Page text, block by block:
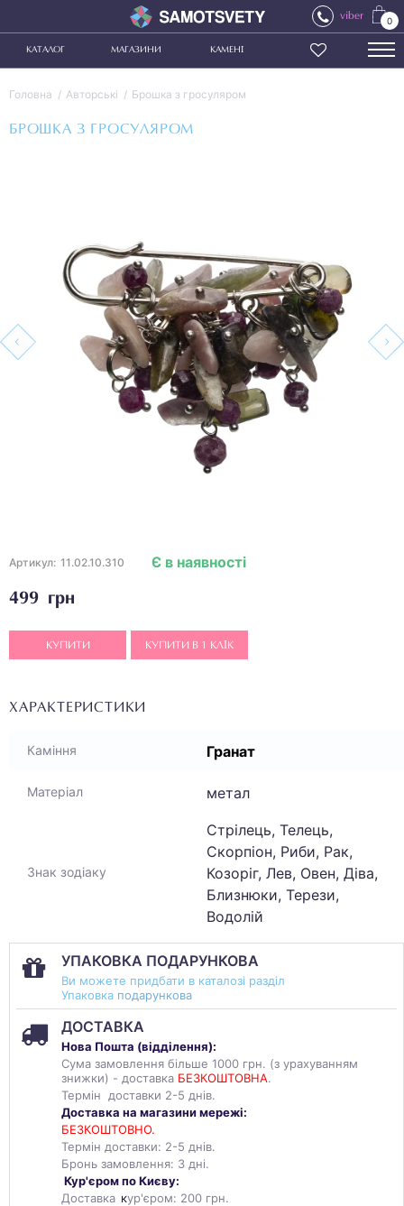
viber 0
КАТАЛОГ МАГАЗИНИ КАМЕНІ
Головна Авторські Брошка з гросуляром
БРОШКА З ГРОСУЛЯРОМ
Артикул: 11.02.10.310
499 грн
Є в наявності
КУПИТИ КУПИТИ В 1 КЛІК
ХАРАКТЕРИСТИКИ
Каміння Гранат
Матеріал метал
Знак зодіаку
Стрілець, Телець,
Скорпіон, Риби, Рак,
Козоріг, Лев, Овен, Діва,
Близнюки, Терези,
Водолій
УПАКОВКА ПОДАРУНКОВА
Ви можете придбати в каталозі разділ
Упаковка подарункова
ДОСТАВКА
Нова Пошта (відділення):
Сума замовлення більше 1000 грн. (з урахуванням
знижки) - доставка БЕЗКОШТОВНА.
Термін доставки 2-5 днів.
Доставка на магазини мережі:
БЕЗКОШТОВНО.
Термін доставки: 2-5 днів.
Бронь замовлення: 3 дні.
Кур'єром по Києву:
Доставка кур'єром: 200 грн.